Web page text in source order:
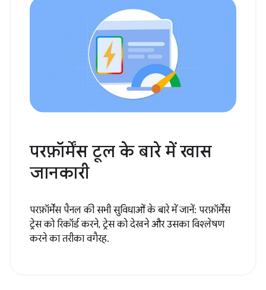
परफ़ॉर्मेंस टूल के बारे में खास
जानकारी
परफ़ॉर्मेंस पैनल की सभी सुविधाओं के बारे में जानें: परफ़ॉर्मेंस
ट्रेस को रिकॉर्ड करने, ट्रेस को देखने और उसका विश्लेषण
करने का तरीका वगैरह.